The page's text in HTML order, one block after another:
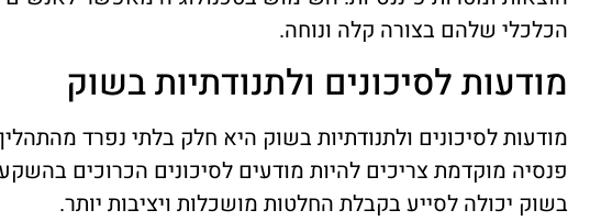
הכלכלי שלהם בצורה קלה ונוחה.
מודעות לסיכונים ולתנודתיות בשוק
מודעות לסיכונים ולתנודתיות בשוק היא חלק בלתי נפרד
פנסיה מוקדמת צריכים להיות מודעים לסיכונים הכרוכים
בשוק יכולה לסייע בקבלת החלטות מושכלות ויציבות יותר.